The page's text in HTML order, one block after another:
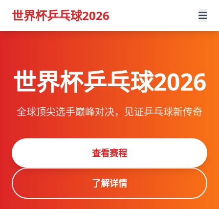
世界杯乒乓球2026
世界杯乒乓球2026
全球顶尖选手巅峰对决，见证乒乓球新传奇
查看赛程
了解详情